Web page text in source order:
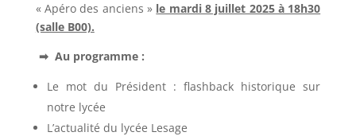
« Apéro des anciens » le mardi 8 juillet 2025 à 18h30
(salle B00).
➡ Au programme :
Le mot du Président : flashback historique sur
notre lycée
L’actualité du lycée Lesage